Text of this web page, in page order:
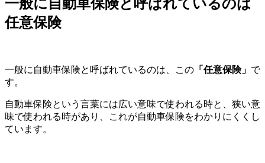
一般に自動車保険と呼ばれているのは
任意保険
一般に自動車保険と呼ばれているのは、この 「任意保険」 で
す。
自動車保険という言葉には広い意味で使われる時と、狭い意
味で使われる時があり、これが自動車保険をわかりにくくし
ています。